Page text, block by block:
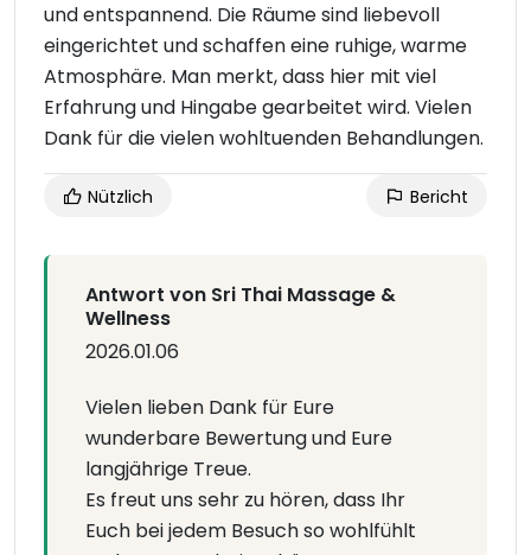
und entspannend. Die Räume sind liebevoll
eingerichtet und schaffen eine ruhige, warme
Atmosphäre. Man merkt, dass hier mit viel
Erfahrung und Hingabe gearbeitet wird. Vielen
Dank für die vielen wohltuenden Behandlungen.
Nützlich Bericht
Antwort von Sri Thai Massage &
Wellness
2026.01.06
Vielen lieben Dank für Eure
wunderbare Bewertung und Eure
langjährige Treue.
Es freut uns sehr zu hören, dass Ihr
Euch bei jedem Besuch so wohlfühlt